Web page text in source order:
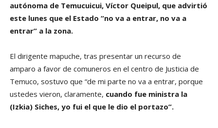
autónoma de Temucuicui, Víctor Queipul, que advirtió
este lunes que el Estado “no va a entrar, no va a
entrar” a la zona.
El dirigente mapuche, tras presentar un recurso de
amparo a favor de comuneros en el centro de Justicia de
Temuco, sostuvo que “de mi parte no va a entrar, porque
ustedes vieron, claramente, cuando fue ministra la
(Izkia) Siches, yo fui el que le dio el portazo”.